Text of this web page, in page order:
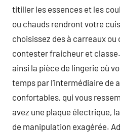
titiller les essences et les
ou chauds rendront votre
choisissez des à carreaux ou
contester fraicheur et
ainsi la pièce de lingerie où
temps par l’intermédiaire de
confortables, qui vous
avez une plaque électrique,
de manipulation exagérée.